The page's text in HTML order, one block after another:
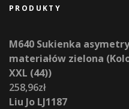
PRODUKTY
M640 Sukienka
materiałów zielona
XXL (44))
258,96zł
Liu Jo LJ1187